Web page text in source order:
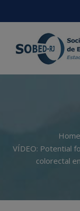
Home
VÍDEO: Potential
colorectal